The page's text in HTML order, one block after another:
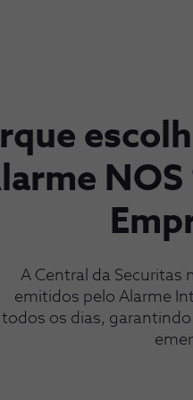
NOS
A Central da Securitas
emitidos pelo Alarme
todos os dias,